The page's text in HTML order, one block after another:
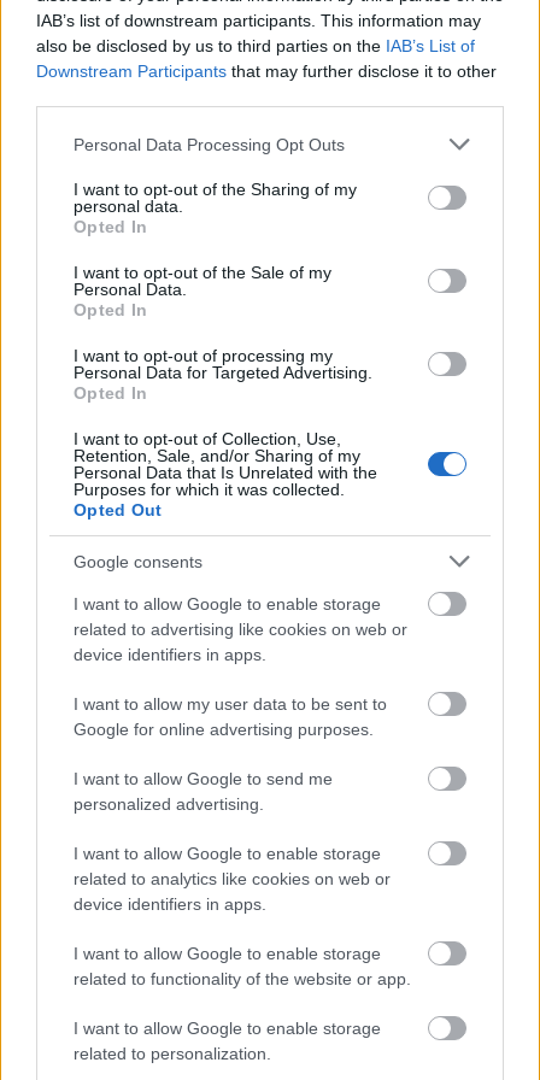
IAB’s list of downstream participants. This information may
also be disclosed by us to third parties on the IAB’s List of
Downstream Participants that may further disclose it to other
Please note that this website/app uses one or more Google
not limited to your visit or usage behaviour. You may click to
grant or deny consent to Google and its third-party tags to
use your data for below specified purposes in below Google
consent section.
Personal Data Processing Opt Outs
I want to opt-out of the Sharing of my
personal data.
Opted In
I want to opt-out of the Sale of my
Personal Data.
Opted In
I want to opt-out of processing my
Personal Data for Targeted Advertising.
Opted In
I want to opt-out of Collection, Use,
Retention, Sale, and/or Sharing of my
Personal Data that Is Unrelated with the
Purposes for which it was collected.
Opted Out
Google consents
I want to allow Google to enable storage
related to advertising like cookies on web or
device identifiers in apps.
I want to allow my user data to be sent to
Google for online advertising purposes.
I want to allow Google to send me
personalized advertising.
I want to allow Google to enable storage
related to analytics like cookies on web or
device identifiers in apps.
I want to allow Google to enable storage
related to functionality of the website or app.
I want to allow Google to enable storage
related to personalization.
mistrovství světa v Trondheimu.
„Do slavnostního zahájení olympijských her
místech, abychom byli nejlepší,“ říká Borodavko
pro ruský Sport Djen za Dnjom.
nemožné. Musíte si teď vybudovat kondici, a to
ve střední nadmořské výšce, tedy ve stejné
V rozhovoru pro ruskou televizní stanici Match
TV Borodavko uvedl, že je optimistou. Věří, že se
neutrální vlajkou, jako tomu bylo na
olympijských hrách v roce 2022.
„Nálada je pozitivní. Všichni doufají, že se
budeme moci olympijských her zúčastnit.
Přijmeme neutrální status? Už jsme se zúčastnili
dvou olympiád pod neutrální vlajkou, takže v
tomto ohledu se nic nezmění. Sportovci myslí v
první řadě na závody – a teprve potom na